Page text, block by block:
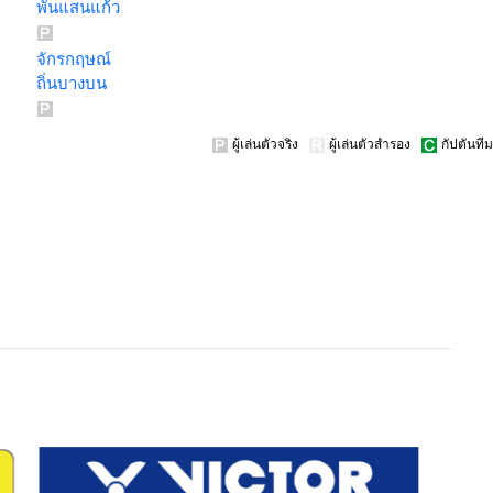
พันแสนแก้ว
จักรกฤษณ์
ถิ่นบางบน
ผู้เล่นตัวจริง ผู้เล่นตัวสำรอง กัปตันทีม